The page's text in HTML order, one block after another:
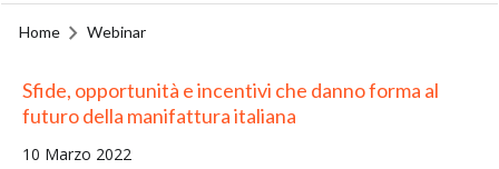
Home Webinar
Sfide, opportunità e incentivi che danno forma al
futuro della manifattura italiana
10 Marzo 2022